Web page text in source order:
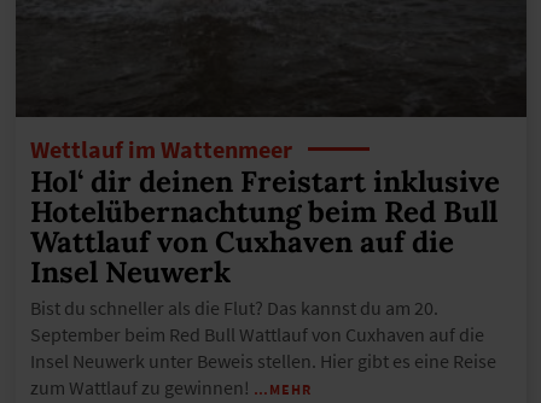
Wettlauf im Wattenmeer
Hol‘ dir deinen Freistart inklusive
Hotelübernachtung beim Red Bull
Wattlauf von Cuxhaven auf die
Insel Neuwerk
Bist du schneller als die Flut? Das kannst du am 20.
September beim Red Bull Wattlauf von Cuxhaven auf die
Insel Neuwerk unter Beweis stellen. Hier gibt es eine Reise
zum Wattlauf zu gewinnen! …MEHR